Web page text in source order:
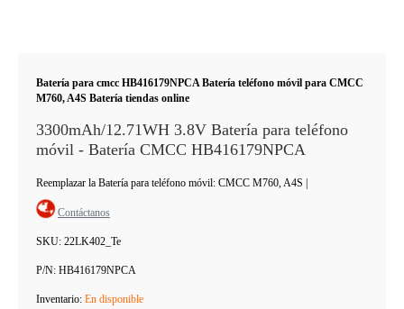
Batería para cmcc HB416179NPCA Batería teléfono móvil para CMCC
M760, A4S Batería tiendas online
3300mAh/12.71WH 3.8V Batería para teléfono
móvil - Batería CMCC HB416179NPCA
Reemplazar la Batería para teléfono móvil: CMCC M760, A4S
Contáctanos
SKU: 22LK402_Te
P/N: HB416179NPCA
Inventario: En disponible